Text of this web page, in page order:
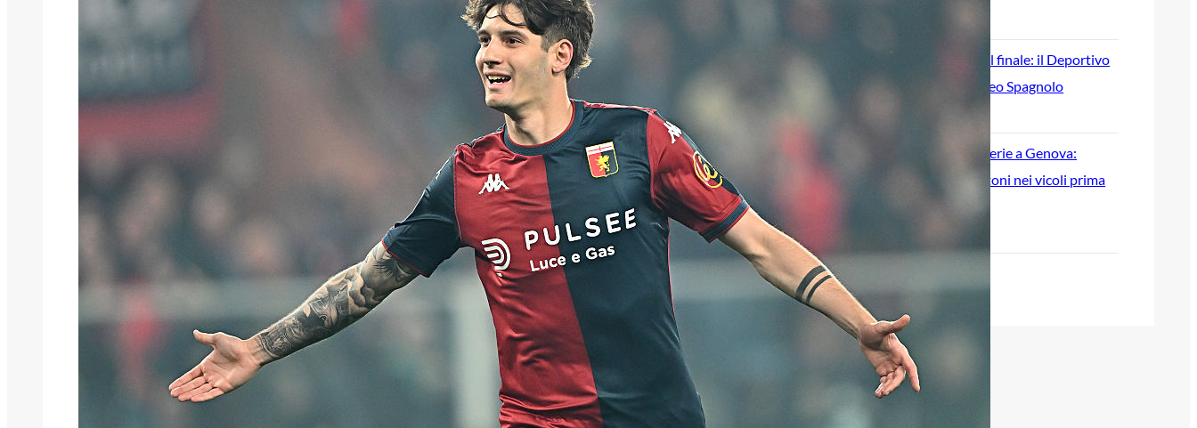
Genoa, beffa nel finale: il Deportivo
vince 1-0 il Trofeo Spagnolo
Scontri tra tifoserie a Genova:
spranghe e bastoni nei vicoli prima
del Trofeo Spagnolo